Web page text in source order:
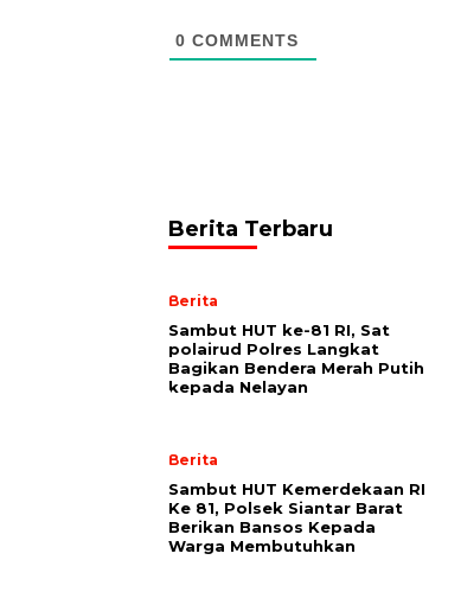
0 COMMENTS
Berita Terbaru
Berita
Sambut HUT ke-81 RI, Sat
polairud Polres Langkat
Bagikan Bendera Merah Putih
kepada Nelayan
Berita
Sambut HUT Kemerdekaan RI
Ke 81, Polsek Siantar Barat
Berikan Bansos Kepada
Warga Membutuhkan